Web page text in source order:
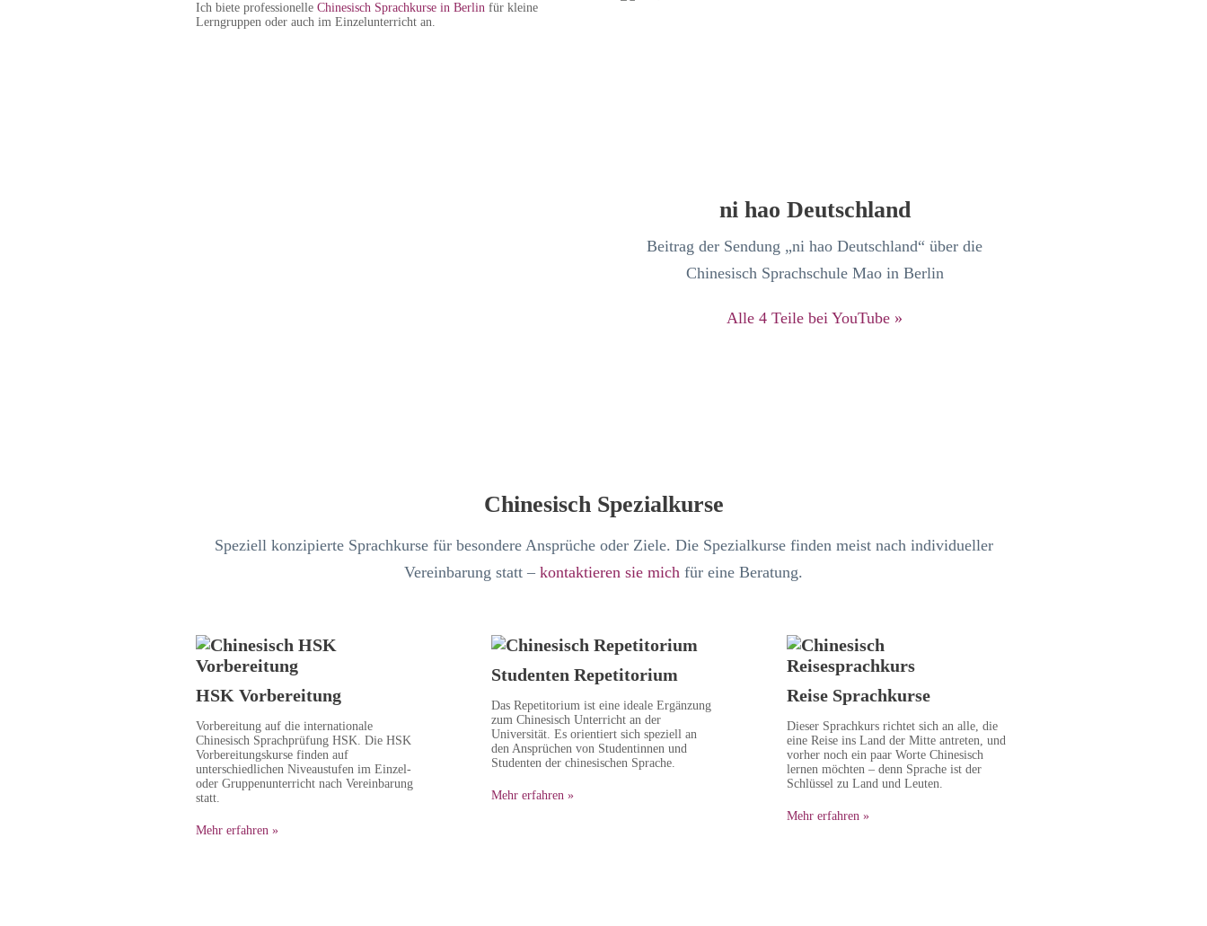
Ich biete professionelle Chinesisch Sprachkurse in Berlinfür kleine
Lerngruppen oder auch im Einzelunterricht an.
ni hao Deutschland
Beitrag der Sendung „ni hao Deutschland“ über die
Chinesisch Sprachschule Mao in Berlin
Alle 4 Teile bei YouTube »
Chinesisch Spezialkurse
Speziell konzipierte Sprachkurse für besondere Ansprüche oder Ziele. Die Spezialkurse finden meist nach individueller
Vereinbarung statt – kontaktieren sie mich für eine Beratung.
HSK Vorbereitung
Vorbereitung auf die internationale
Chinesisch Sprachprüfung HSK. Die HSK
Vorbereitungskurse finden auf
unterschiedlichen Niveaustufen im Einzel-
oder Gruppenunterricht nach Vereinbarung
statt.
Mehr erfahren »
Studenten Repetitorium
Das Repetitorium ist eine ideale Ergänzung
zum Chinesisch Unterricht an der
Universität. Es orientiert sich speziell an
den Ansprüchen von Studentinnen und
Studenten der chinesischen Sprache.
Mehr erfahren »
Reise Sprachkurse
Dieser Sprachkurs richtet sich an alle, die
eine Reise ins Land der Mitte antreten, und
vorher noch ein paar Worte Chinesisch
lernen möchten – denn Sprache ist der
Schlüssel zu Land und Leuten.
Mehr erfahren »